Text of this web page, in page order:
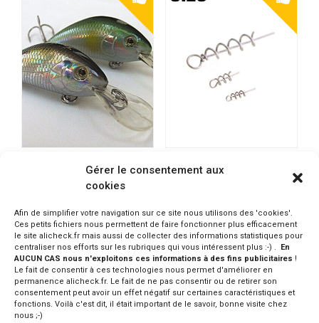
Gérer le consentement aux
cookies
Afin de simplifier votre navigation sur ce site nous utilisons des 'cookies'.
Ces petits fichiers nous permettent de faire fonctionner plus efficacement
le site alicheck.fr mais aussi de collecter des informations statistiques pour
centraliser nos efforts sur les rubriques qui vous intéressent plus :-) . En
AUCUN CAS nous n'exploitons ces informations à des fins publicitaires !
Le fait de consentir à ces technologies nous permet d'améliorer en
permanence alicheck.fr. Le fait de ne pas consentir ou de retirer son
consentement peut avoir un effet négatif sur certaines caractéristiques et
fonctions. Voilà c'est dit, il était important de le savoir, bonne visite chez
nous ;-)
SUNPULSE Crankbait 4cm
CONSULTER SUR ALIEXPRESS
WEIHAI FISHING Attache
CONSULTER SUR ALIEXPRESS